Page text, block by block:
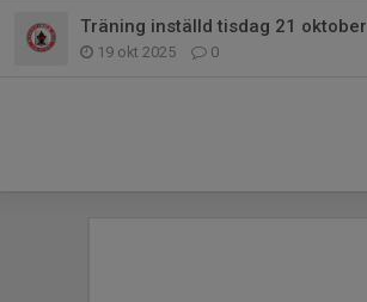
Träning inställd tisdag 21 oktober
19 okt 2025 0